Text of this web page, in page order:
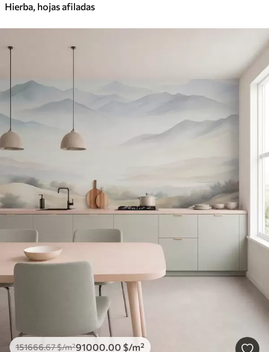
Hierba, hojas afiladas
151666.67$/m²91000.00 $/m²